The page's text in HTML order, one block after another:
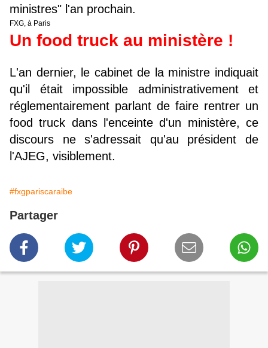
ministres" l'an prochain.
FXG, à Paris
Un food truck au ministère !
L'an dernier, le cabinet de la ministre indiquait
qu'il était impossible administrativement et
réglementairement parlant de faire rentrer un
food truck dans l'enceinte d'un ministère, ce
discours ne s'adressait qu'au président de
l'AJEG, visiblement.
#fxgpariscaraibe
Partager